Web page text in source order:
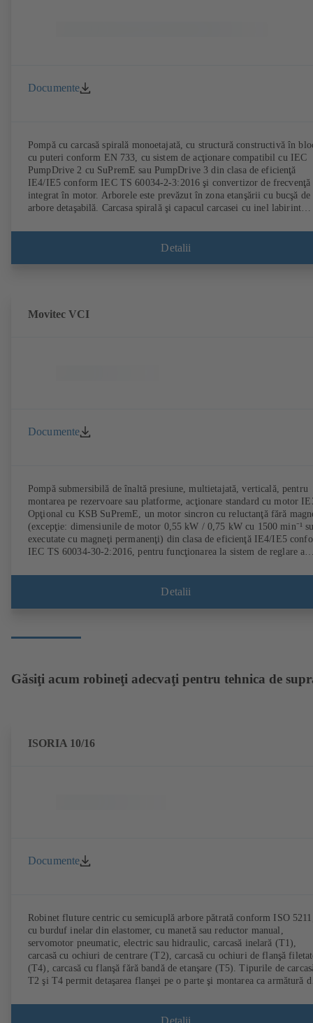
Documente
Pompă cu carcasă spirală monoetajată, cu structură constructivă în
cu puteri conform EN 733, cu sistem de acţionare compatibil cu IEC
PumpDrive 2 cu SuPremE sau PumpDrive 3 din clasa de eficienţă
IE4/IE5 conform IEC TS 60034-2-3:2016 şi convertizor de frecvenţă
integrat în motor. Arborele este prevăzut în zona etanşării cu bucşă de
arbore detaşabilă. Carcasa spirală şi capacul carcasei cu inel labirint
varianta de execuţie B, C şi S. Puncte de fixare corespunzătoare
IEC 60072, dimensiune înveliş conform DIN V 42673 (07-2011).
Detalii
Movitec VCI
Documente
Pompă submersibilă de înaltă presiune, multietajată, verticală, pentru
montarea pe rezervoare sau platforme, acţionare standard cu motor
Opţional cu KSB SuPremE, un motor sincron cu reluctanţă fără
(excepţie: dimensiunile de motor 0,55 kW / 0,75 kW cu 1500 min⁻¹
executate cu magneţi permanenţi) din clasa de eficienţă IE4/IE5
IEC TS 60034-30-2:2016, pentru funcţionarea la sistem de reglare a
poziţiei rotorului.
Detalii
Găsiţi acum robineţi adecvaţi pentru tehnica de
ISORIA 10/16
Documente
Robinet fluture centric cu semicuplă arbore pătrată conform ISO
cu burduf inelar din elastomer, cu manetă sau reductor manual,
servomotor pneumatic, electric sau hidraulic, carcasă inelară (T1),
carcasă cu ochiuri de centrare (T2), carcasă cu ochiuri de flanşă
(T4), carcasă cu flanşă fără bandă de etanşare (T5). Tipurile de
T2 şi T4 permit detaşarea flanşei pe o parte şi montarea ca armătură
Detalii